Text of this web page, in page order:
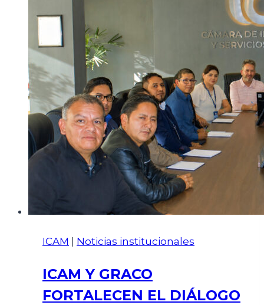
ICAM Noticias institucionales
ICAM Y GRACO
FORTALECEN EL DIÁLOGO